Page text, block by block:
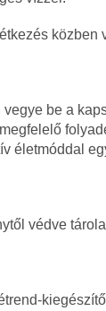
közben
be a
életmóddal
védve